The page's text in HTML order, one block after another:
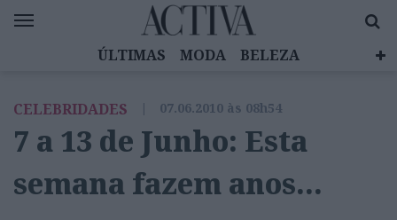
ÚLTIMAS MODA
BELEZA
EMOÇÕES
MULHERES INSPIRADORAS
DIZ QUEM SABE
ACTIVA BRAND STUDIO
CELEBRIDADES | 07.06.2010 às 08h54
7 a 13 de Junho: Esta
semana fazem anos…